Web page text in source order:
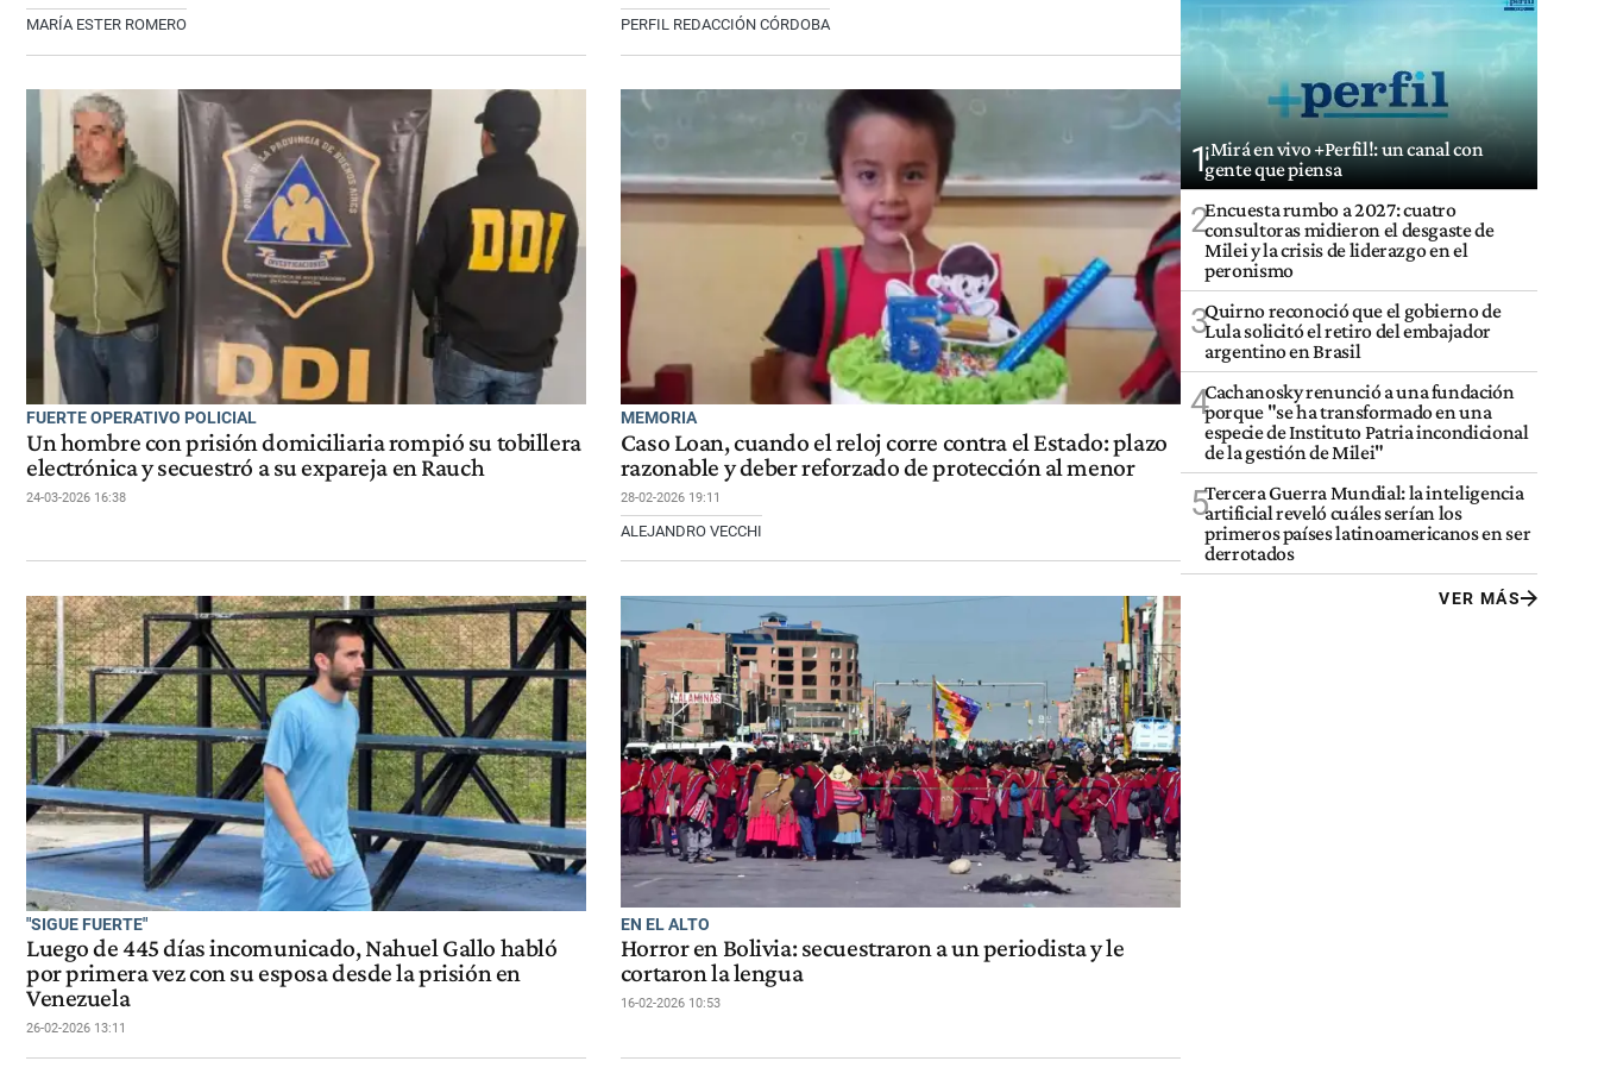
MARÍA ESTER ROMERO PERFIL REDACCIÓN CÓRDOBA
FUERTE OPERATIVO POLICIAL
Un hombre con prisión domiciliaria rompió su tobillera
electrónica y secuestró a su expareja en Rauch
24-03-2026 16:38
MEMORIA
Caso Loan, cuando el reloj corre contra el Estado: plazo
razonable y deber reforzado de protección al menor
28-02-2026 19:11
ALEJANDRO VECCHI
"SIGUE FUERTE"
Luego de 445 días incomunicado, Nahuel Gallo habló
por primera vez con su esposa desde la prisión en
Venezuela
26-02-2026 13:11
EN EL ALTO
Horror en Bolivia: secuestraron a un periodista y le
cortaron la lengua
16-02-2026 10:53
1¡Mirá en vivo +Perfil!: un canal con
gente que piensa
2Encuesta rumbo a 2027: cuatro
consultoras midieron el desgaste de
Milei y la crisis de liderazgo en el
peronismo
3Quirno reconoció que el gobierno de
Lula solicitó el retiro del embajador
argentino en Brasil
4Cachanosky renunció a una fundación
porque "se ha transformado en una
especie de Instituto Patria incondicional
de la gestión de Milei"
5Tercera Guerra Mundial: la inteligencia
artificial reveló cuáles serían los
primeros países latinoamericanos en ser
derrotados
VER MÁS